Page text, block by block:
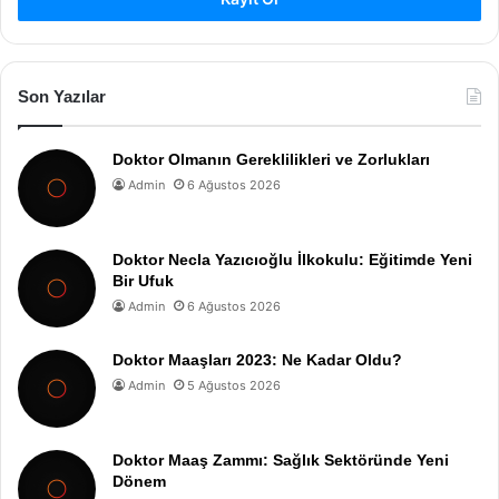
Son Yazılar
Doktor Olmanın Gereklilikleri ve Zorlukları
Admin 6 Ağustos 2026
Doktor Necla Yazıcıoğlu İlkokulu: Eğitimde Yeni
Bir Ufuk
Admin 6 Ağustos 2026
Doktor Maaşları 2023: Ne Kadar Oldu?
Admin 5 Ağustos 2026
Doktor Maaş Zammı: Sağlık Sektöründe Yeni
Dönem